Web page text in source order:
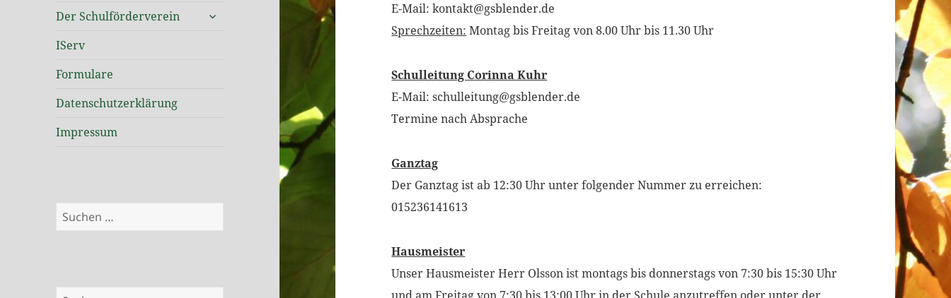
Der Schulförderverein
untermenü
IServ
Formulare
Datenschutzerklärung
Impressum
Suchen
nach:
Suchen
E-Mail: kontakt@gsblender.de
Sprechzeiten: Montag bis Freitag von 8.00 Uhr bis 11.30 Uhr
Schulleitung Corinna Kuhr
E-Mail: schulleitung@gsblender.de
Termine nach Absprache
Ganztag
Der Ganztag ist ab 12:30 Uhr unter folgender Nummer zu erreichen:
015236141613
Hausmeister
Unser Hausmeister Herr Olsson ist montags bis donnerstags von 7:30 bis 15:30 Uhr